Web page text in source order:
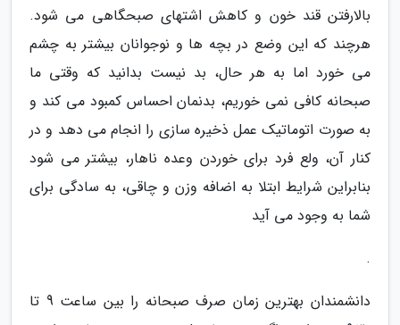
بالارفتن قند خون و کاهش اشتهای صبحگاهی می شود.
هرچند که این وضع در بچه ها و نوجوانان بیشتر به چشم
می خورد اما به هر حال، بد نیست بدانید که وقتی ما
صبحانه کافی نمی خوریم، بدنمان احساس کمبود می کند و
به صورت اتوماتیک عمل ذخیره سازی را انجام می دهد و در
کنار آن، ولع فرد برای خوردن وعده ناهار، بیشتر می شود
بنابراین شرایط ابتلا به اضافه وزن و چاقی، به سادگی برای
شما به وجود می آید
.
دانشمندان بهترین زمان صرف صبحانه را بین ساعت 9 تا